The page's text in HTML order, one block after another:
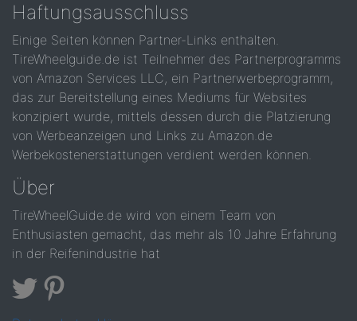
Haftungsausschluss
Einige Seiten können Partner-Links enthalten.
TireWheelguide.de ist Teilnehmer des Partnerprogramms
von Amazon Services LLC, ein Partnerwerbeprogramm,
das zur Bereitstellung eines Mediums für Websites
konzipiert wurde, mittels dessen durch die Platzierung
von Werbeanzeigen und Links zu Amazon.de
Werbekostenerstattungen verdient werden können.
Über
TireWheelGuide.de wird von einem Team von
Enthusiasten gemacht, das mehr als 10 Jahre Erfahrung
in der Reifenindustrie hat